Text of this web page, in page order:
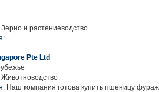
Зерно и растениеводство
Pte Ltd
Животноводство
Наш компания готова купить пшеницу